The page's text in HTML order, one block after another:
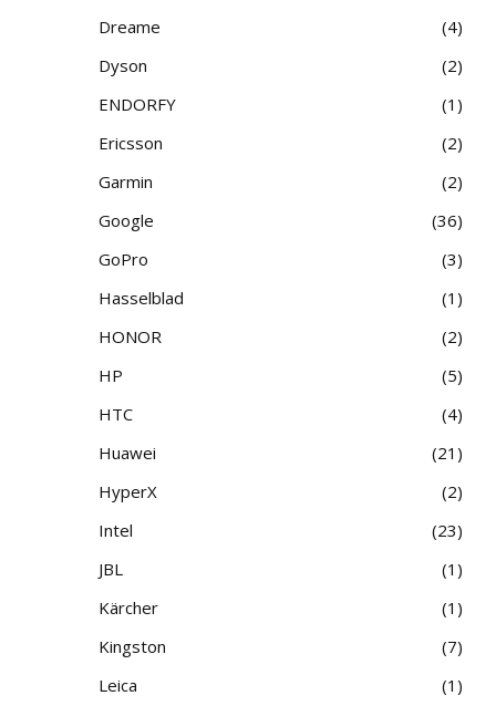
Dreame
4
Dyson
2
ENDORFY
1
Ericsson
2
Garmin
2
Google
36
GoPro
3
Hasselblad
1
HONOR
2
HP
5
HTC
4
Huawei
21
HyperX
2
Intel
23
JBL
1
Kärcher
1
Kingston
7
Leica
1